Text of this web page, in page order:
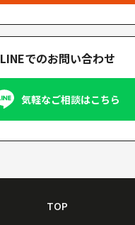
LINEでのお問い合わせ
気軽なご相談はこちら
TOP